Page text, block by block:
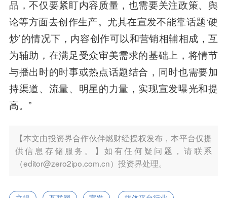
品，不仅要紧盯内容质量，也需要关注政策、舆
论等方面去创作生产。尤其在宣发不能靠话题‘硬
炒’的情况下，内容创作可以和营销相辅相成，互
为辅助，在满足受众审美需求的基础上，将情节
与播出时的时事或热点话题结合，同时也需要加
持渠道、流量、明星的力量，实现宣发曝光和提
高。”
【本文由投资界合作伙伴燃财经授权发布，本平台仅提
供信息存储服务。】如有任何疑问题，请联系
（editor@zero2ipo.com.cn）投资界处理。